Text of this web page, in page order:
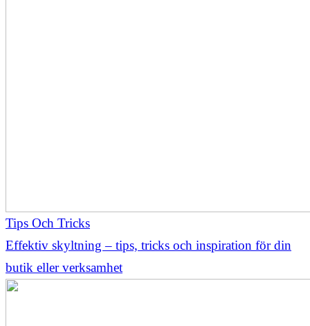
Tips Och Tricks
Effektiv skyltning – tips, tricks och inspiration för din
butik eller verksamhet